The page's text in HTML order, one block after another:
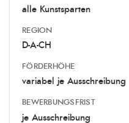
alle Kunstsparten
REGION
D-A-CH
FÖRDERHÖHE
variabel je Ausschreibung
BEWERBUNGSFRIST
je Ausschreibung